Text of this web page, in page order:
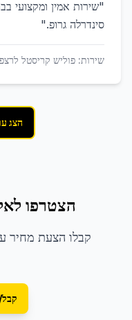
"שירות אמין ומקצועי
סינדרלה גרופ."
שירות: פוליש קריסטל
הצג
הצטרפו
קבלו הצעת מחיר